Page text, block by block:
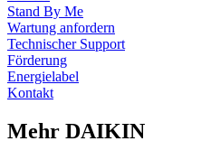
Stand By Me
Wartung anfordern
Technischer Support
Förderung
Energielabel
Kontakt
Mehr DAIKIN